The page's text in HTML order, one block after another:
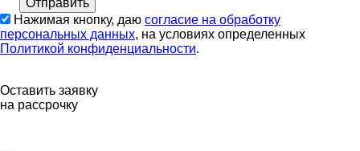
Нажимая кнопку, даю согласие на обработку
персональных данных, на условиях определенных
Политикой конфиденциальности.
Оставить заявку
на рассрочку